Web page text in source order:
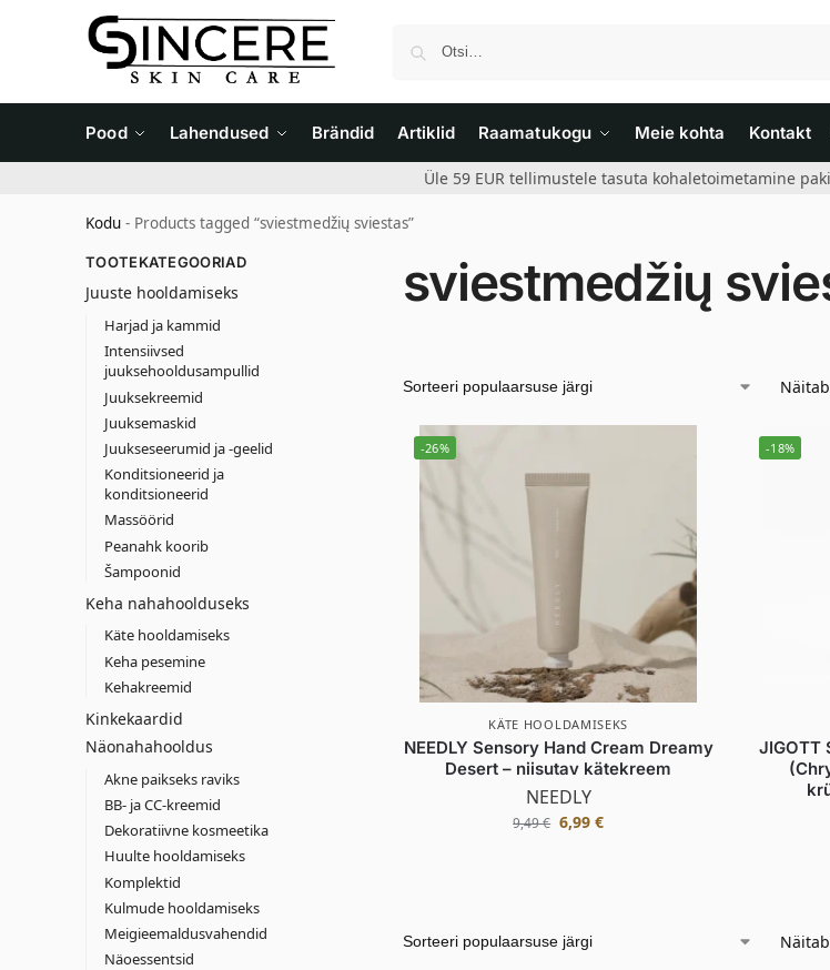
Pood Lahendused Brändid Artiklid Raamatukogu Meie kohta Kontakt
Üle 59 EUR tellimustele tasuta kohaletoimetamine
Kodu - Products tagged “sviestmedžių sviestas”
sviestmedžių
-26%
KÄTE HOOLDAMISEKS
NEEDLY Sensory Hand Cream Dreamy
Desert – niisutav kätekreem
NEEDLY
9,49€ 6,99€
-18%
JIGOTT
TOOTEKATEGOORIAD
Juuste hooldamiseks
Harjad ja kammid
Intensiivsed
juuksehooldusampullid
Juuksekreemid
Juuksemaskid
Juukseseerumid ja -geelid
Konditsioneerid ja
konditsioneerid
Massöörid
Peanahk koorib
Šampoonid
Keha nahahoolduseks
Käte hooldamiseks
Keha pesemine
Kehakreemid
Kinkekaardid
Näonahahooldus
Akne paikseks raviks
BB- ja CC-kreemid
Dekoratiivne kosmeetika
Huulte hooldamiseks
Komplektid
Kulmude hooldamiseks
Meigieemaldusvahendid
Näoessentsid